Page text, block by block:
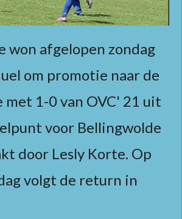
won afgelopen zondag
om promotie naar de
met 1-0 van OVC' 21 uit
voor Bellingwolde
door Lesly Korte. Op
volgt de return in